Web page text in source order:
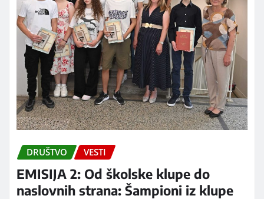
DRUŠTVO VESTI
EMISIJA 2: Od školske klupe do
naslovnih strana: Šampioni iz klupe